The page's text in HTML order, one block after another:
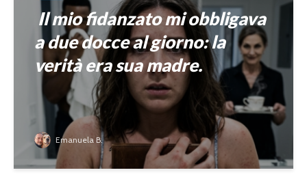
Il mio fidanzato mi obbligava
a due docce al giorno: la
verità era sua madre.
Emanuela B.